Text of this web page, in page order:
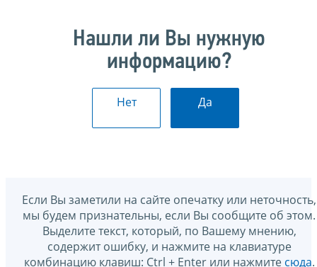
Нашли ли Вы нужную
информацию?
Нет Да
Если Вы заметили на сайте опечатку или неточность,
мы будем признательны, если Вы сообщите об этом.
Выделите текст, который, по Вашему мнению,
содержит ошибку, и нажмите на клавиатуре
комбинацию клавиш: Ctrl + Enter или нажмите сюда.